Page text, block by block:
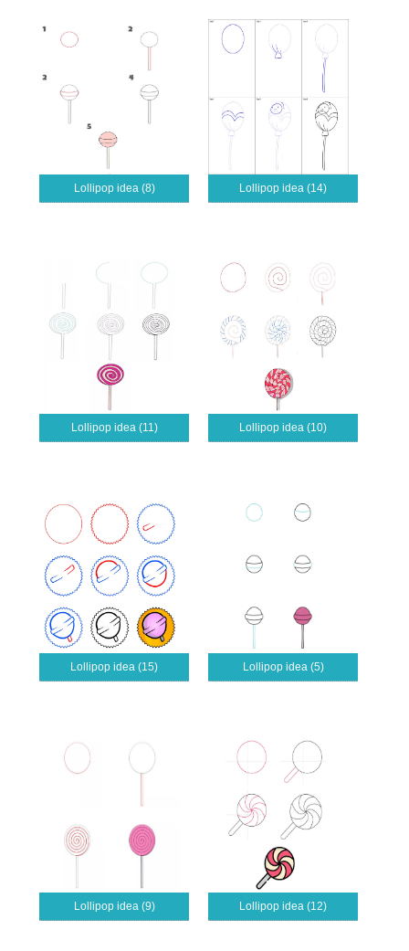
Lollipop idea (8) Lollipop idea (14)
Lollipop idea (11) Lollipop idea (10)
Lollipop idea (15) Lollipop idea (5)
Lollipop idea (9) Lollipop idea (12)